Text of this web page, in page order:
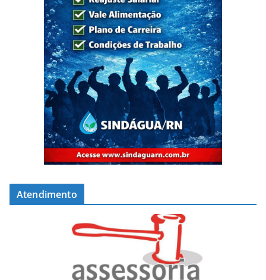
Atendimento